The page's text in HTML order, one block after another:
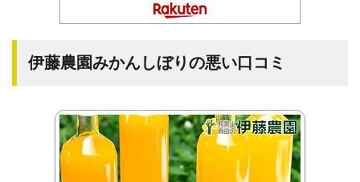
伊藤農園みかんしぼりの悪い口コミ